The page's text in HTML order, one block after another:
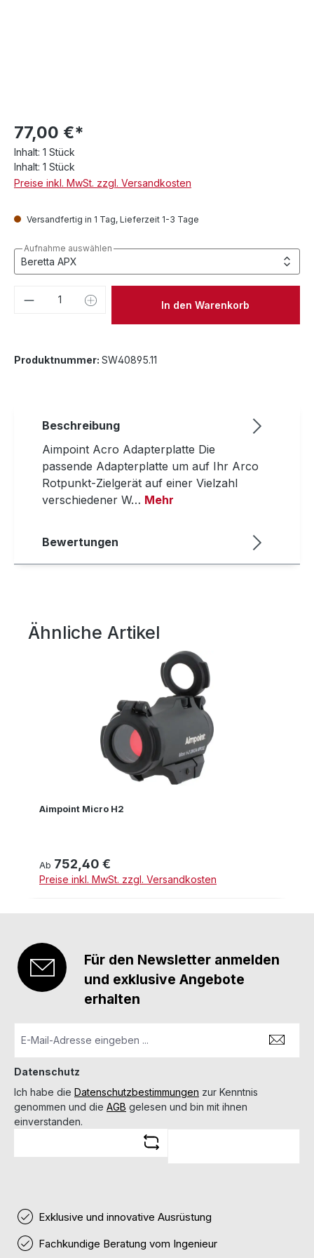
77,00 €*
Inhalt: 1 Stück
Inhalt: 1 Stück
Preise inkl. MwSt. zzgl. Versandkosten
Versandfertig in 1 Tag, Lieferzeit 1-3 Tage
Aufnahme auswählen
Produkt Anzahl: Gib denIn den Warenkorb
Produktnummer: SW40895.11
Beschreibung
Aimpoint Acro Adapterplatte Die
passende Adapterplatte um auf Ihr Arco
Rotpunkt-Zielgerät auf einer Vielzahl
verschiedener W… Mehr
Bewertungen
Produktgalerie überspringen
Ähnliche Artikel
Aimpoint Micro H2
Regulärer Preis:
Ab 752,40 €
Preise inkl. MwSt. zzgl. Versandkosten
Für den Newsletter anmelden
und exklusive Angebote
erhalten
Datenschutz
Ich habe die Datenschutzbestimmungen zur Kenntnis
genommen und die AGB gelesen und bin mit ihnen
einverstanden.
Exklusive und innovative Ausrüstung
Fachkundige Beratung vom Ingenieur